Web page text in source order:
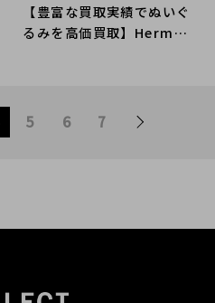
【豊富な買取実績でぬいぐ
るみを高価買取】Hermès
ます！
5 6 7